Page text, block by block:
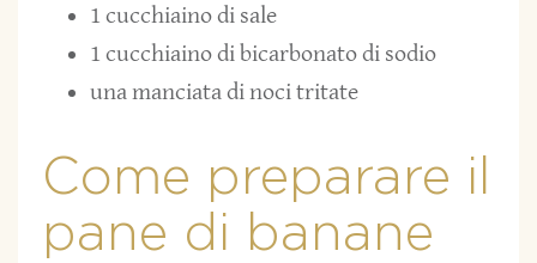
1 cucchiaino di sale
1 cucchiaino di bicarbonato di sodio
una manciata di noci tritate
Come preparare il
pane di banane